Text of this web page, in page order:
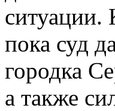
ситуации.
пока суд
городка
а также